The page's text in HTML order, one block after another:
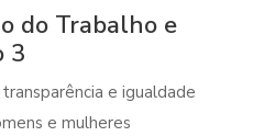
do Trabalho e
3
e igualdade
e mulheres